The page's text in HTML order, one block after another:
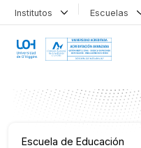
Institutos Escuelas
Escuela de Educación